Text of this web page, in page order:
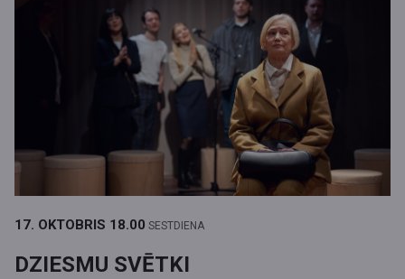
17. OKTOBRIS 18.00 SESTDIENA
DZIESMU SVĒTKI